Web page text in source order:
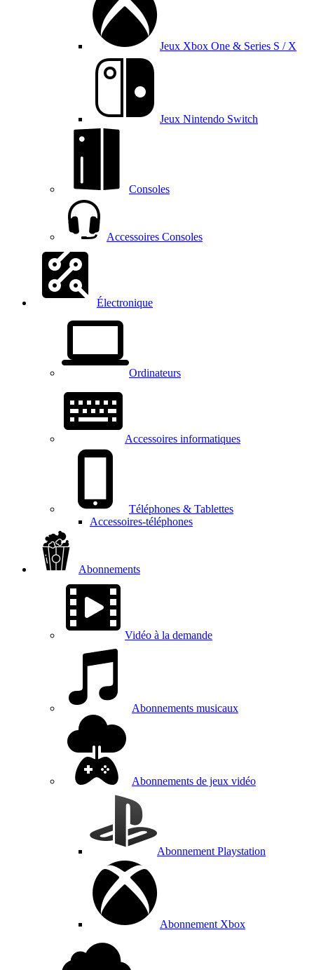
Jeux Xbox One & Series S / X
Jeux Nintendo Switch
Consoles
Accessoires Consoles
Électronique
Ordinateurs
Accessoires informatiques
Téléphones & Tablettes
Accessoires-téléphones
Abonnements
Vidéo à la demande
Abonnements musicaux
Abonnements de jeux vidéo
Abonnement Playstation
Abonnement Xbox